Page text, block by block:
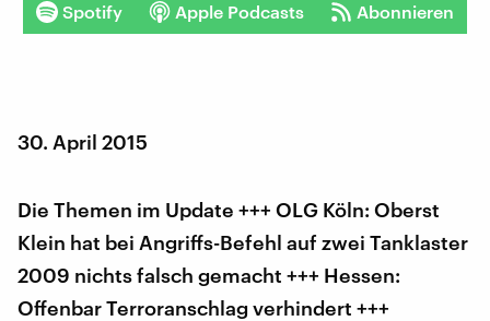
Spotify Apple Podcasts Abonnieren
30. April 2015
Die Themen im Update +++ OLG Köln: Oberst
Klein hat bei Angriffs-Befehl auf zwei Tanklaster
2009 nichts falsch gemacht +++ Hessen:
Offenbar Terroranschlag verhindert +++